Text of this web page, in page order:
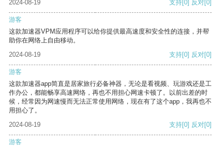
2024-08-19 支持[0] 反对[0]
游客
这款加速器VPM应用程序可以给你提供最高速度和安全性的连接，并帮
助你在网络上自由移动。
2024-08-19
支持[0] 反对[0]
游客
这款加速器app简直是居家旅行必备神器，无论是看视频、玩游戏还是工
作办公，都能畅享高速网络，再也不用担心网速卡顿了。以前出差的时
候，经常因为网速慢而无法正常使用网络，现在有了这个app，我再也不
用担心了。
2024-08-19
支持[0] 反对[0]
游客